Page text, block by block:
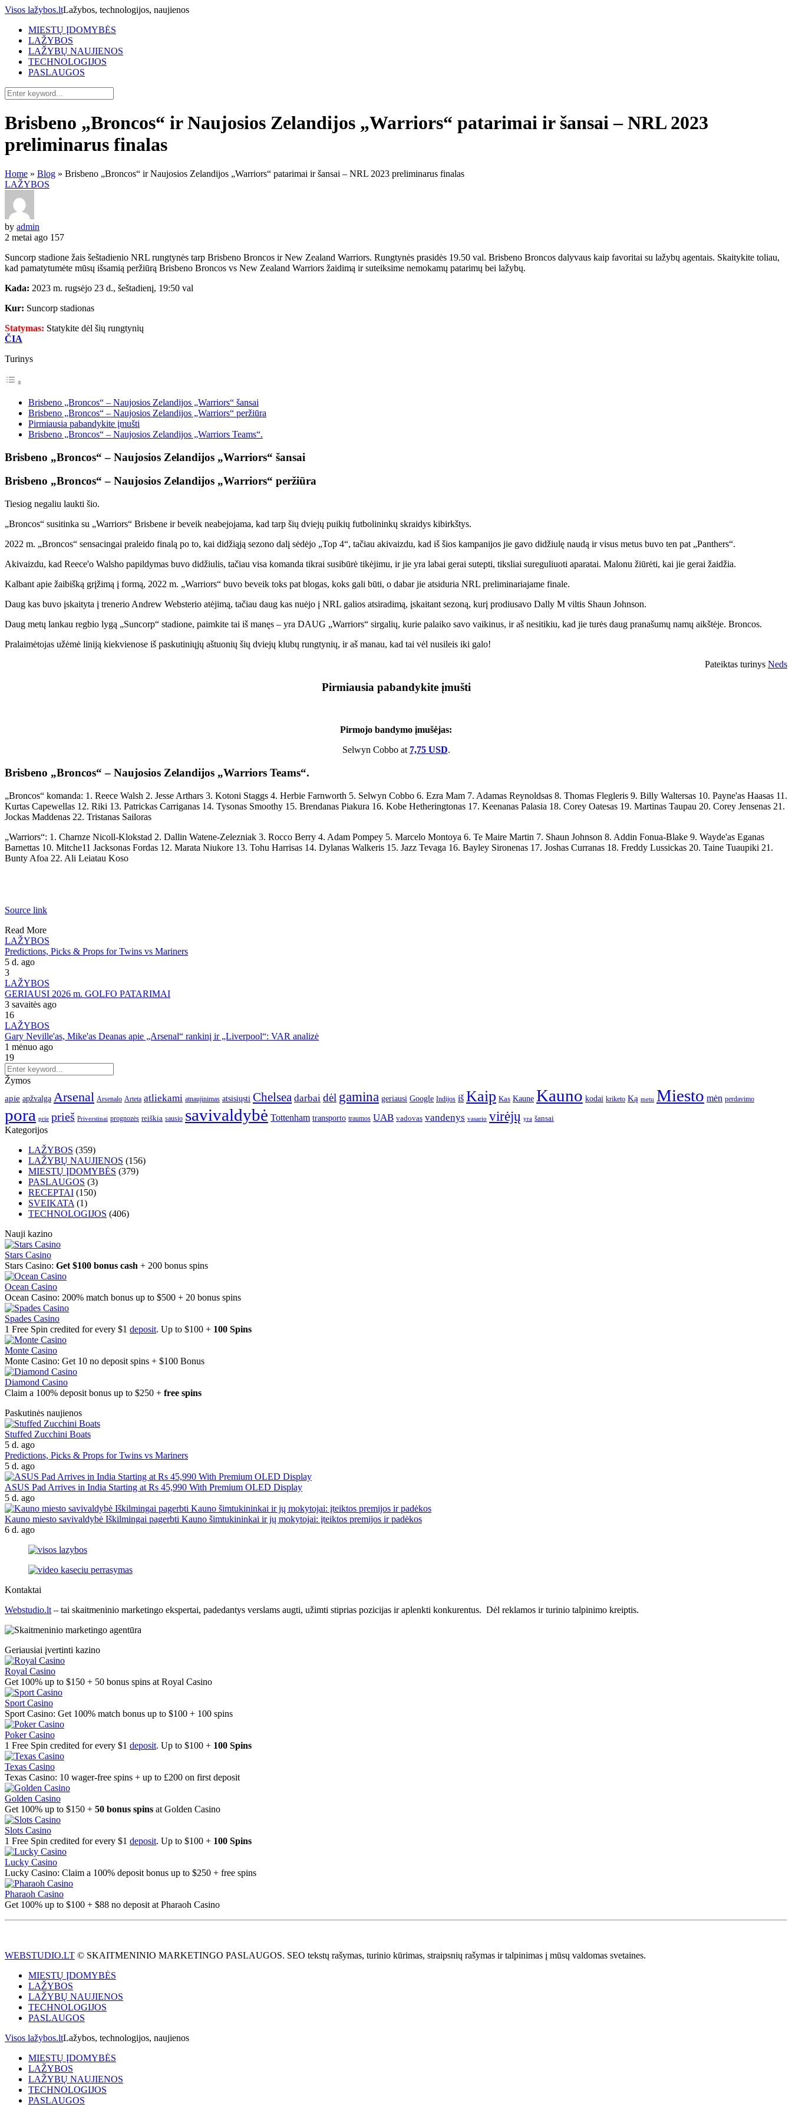
Visos lažybos.ltLažybos, technologijos, naujienos
MIESTŲ ĮDOMYBĖS
LAŽYBOS
LAŽYBŲ NAUJIENOS
TECHNOLOGIJOS
PASLAUGOS
Brisbeno „Broncos“ ir Naujosios Zelandijos „Warriors“ patarimai ir šansai – NRL 2023
preliminarus finalas
Home » Blog » Brisbeno „Broncos“ ir Naujosios Zelandijos „Warriors“ patarimai ir šansai – NRL 2023 preliminarus finalas
LAŽYBOS
by admin
2 metai ago 157
Suncorp stadione žais šeštadienio NRL rungtynės tarp Brisbeno Broncos ir New Zealand Warriors. Rungtynės prasidės 19.50 val. Brisbeno Broncos dalyvaus kaip favoritai su lažybų agentais. Skaitykite toliau,
kad pamatytumėte mūsų išsamią peržiūrą Brisbeno Broncos vs New Zealand Warriors žaidimą ir suteiksime nemokamų patarimų bei lažybų.
Kada: 2023 m. rugsėjo 23 d., šeštadienį, 19:50 val
Kur: Suncorp stadionas
Statymas: Statykite dėl šių rungtynių
ČIA
Turinys
Brisbeno „Broncos“ – Naujosios Zelandijos „Warriors“ šansai
Brisbeno „Broncos“ – Naujosios Zelandijos „Warriors“ peržiūra
Pirmiausia pabandykite įmušti
Brisbeno „Broncos“ – Naujosios Zelandijos „Warriors Teams“.
Brisbeno „Broncos“ – Naujosios Zelandijos „Warriors“ šansai
Brisbeno „Broncos“ – Naujosios Zelandijos „Warriors“ peržiūra
Tiesiog negaliu laukti šio.
„Broncos“ susitinka su „Warriors“ Brisbene ir beveik neabejojama, kad tarp šių dviejų puikių futbolininkų skraidys kibirkštys.
2022 m. „Broncos“ sensacingai praleido finalą po to, kai didžiąją sezono dalį sėdėjo „Top 4“, tačiau akivaizdu, kad iš šios kampanijos jie gavo didžiulę naudą ir visus metus buvo ten pat „Panthers“.
Akivaizdu, kad Reece'o Walsho papildymas buvo didžiulis, tačiau visa komanda tikrai susibūrė tikėjimu, ir jie yra labai gerai sutepti, tiksliai sureguliuoti aparatai. Malonu žiūrėti, kai jie gerai žaidžia.
Kalbant apie žaibišką grįžimą į formą, 2022 m. „Warriors“ buvo beveik toks pat blogas, koks gali būti, o dabar jie atsiduria NRL preliminariajame finale.
Daug kas buvo įskaityta į trenerio Andrew Websterio atėjimą, tačiau daug kas nuėjo į NRL galios atsiradimą, įskaitant sezoną, kurį prodiusavo Dally M viltis Shaun Johnson.
Daug metų lankau regbio lygą „Suncorp“ stadione, paimkite tai iš manęs – yra DAUG „Warriors“ sirgalių, kurie palaiko savo vaikinus, ir aš nesitikiu, kad jie turės daug pranašumų namų aikštėje. Broncos.
Pralaimėtojas užėmė liniją kiekvienose iš paskutiniųjų aštuonių šių dviejų klubų rungtynių, ir aš manau, kad tai vėl nusileis iki galo!
Pateiktas turinys Neds
Pirmiausia pabandykite įmušti
Pirmojo bandymo įmušėjas:
Selwyn Cobbo at 7,75 USD.
Brisbeno „Broncos“ – Naujosios Zelandijos „Warriors Teams“.
„Broncos“ komanda: 1. Reece Walsh 2. Jesse Arthars 3. Kotoni Staggs 4. Herbie Farnworth 5. Selwyn Cobbo 6. Ezra Mam 7. Adamas Reynoldsas 8. Thomas Flegleris 9. Billy Waltersas 10. Payne'as Haasas 11.
Kurtas Capewellas 12. Riki 13. Patrickas Carriganas 14. Tysonas Smoothy 15. Brendanas Piakura 16. Kobe Hetheringtonas 17. Keenanas Palasia 18. Corey Oatesas 19. Martinas Taupau 20. Corey Jensenas 21.
Jockas Maddenas 22. Tristanas Sailoras
„Warriors“: 1. Charnze Nicoll-Klokstad 2. Dallin Watene-Zelezniak 3. Rocco Berry 4. Adam Pompey 5. Marcelo Montoya 6. Te Maire Martin 7. Shaun Johnson 8. Addin Fonua-Blake 9. Wayde'as Eganas
Barnettas 10. Mitche11 Jacksonas Fordas 12. Marata Niukore 13. Tohu Harrisas 14. Dylanas Walkeris 15. Jazz Tevaga 16. Bayley Sironenas 17. Joshas Curranas 18. Freddy Lussickas 20. Taine Tuaupiki 21.
Bunty Afoa 22. Ali Leiatau Koso
Source link
Read More
LAŽYBOS
Predictions, Picks & Props for Twins vs Mariners
5 d. ago
3
LAŽYBOS
GERIAUSI 2026 m. GOLFO PATARIMAI
3 savaitės ago
16
LAŽYBOS
Gary Neville'as, Mike'as Deanas apie „Arsenal“ rankinį ir „Liverpool“: VAR analizė
1 mėnuo ago
19
Žymos
apie apžvalga Arsenal Arsenalo Arteta atliekami atnaujinimas atsisiųsti Chelsea darbai dėl gamina geriausi Google Indijos iš Kaip Kas Kaune Kauno kodai kriketo Ką metu Miesto mėn perdavimo
pora prie prieš Priverstinai prognozės reiškia sausio savivaldybė Tottenham transporto traumos UAB vadovas vandenys vasario virėjų yra šansai
Kategorijos
LAŽYBOS (359)
LAŽYBŲ NAUJIENOS (156)
MIESTŲ ĮDOMYBĖS (379)
PASLAUGOS (3)
RECEPTAI (150)
SVEIKATA (1)
TECHNOLOGIJOS (406)
Nauji kazino
Stars Casino
Stars Casino: Get $100 bonus cash + 200 bonus spins
Ocean Casino
Ocean Casino: 200% match bonus up to $500 + 20 bonus spins
Spades Casino
1 Free Spin credited for every $1 deposit. Up to $100 + 100 Spins
Monte Casino
Monte Casino: Get 10 no deposit spins + $100 Bonus
Diamond Casino
Claim a 100% deposit bonus up to $250 + free spins
Paskutinės naujienos
Stuffed Zucchini Boats
5 d. ago
Predictions, Picks & Props for Twins vs Mariners
5 d. ago
ASUS Pad Arrives in India Starting at Rs 45,990 With Premium OLED Display
5 d. ago
Kauno miesto savivaldybė Iškilmingai pagerbti Kauno šimtukininkai ir jų mokytojai: įteiktos premijos ir padėkos
6 d. ago
Kontaktai
Webstudio.lt – tai skaitmeninio marketingo ekspertai, padedantys verslams augti, užimti stiprias pozicijas ir aplenkti konkurentus. Dėl reklamos ir turinio talpinimo kreiptis.
Geriausiai įvertinti kazino
Royal Casino
Get 100% up to $150 + 50 bonus spins at Royal Casino
Sport Casino
Sport Casino: Get 100% match bonus up to $100 + 100 spins
Poker Casino
1 Free Spin credited for every $1 deposit. Up to $100 + 100 Spins
Texas Casino
Texas Casino: 10 wager-free spins + up to £200 on first deposit
Golden Casino
Get 100% up to $150 + 50 bonus spins at Golden Casino
Slots Casino
1 Free Spin credited for every $1 deposit. Up to $100 + 100 Spins
Lucky Casino
Lucky Casino: Claim a 100% deposit bonus up to $250 + free spins
Pharaoh Casino
Get 100% up to $100 + $88 no deposit at Pharaoh Casino
WEBSTUDIO.LT © SKAITMENINIO MARKETINGO PASLAUGOS. SEO tekstų rašymas, turinio kūrimas, straipsnių rašymas ir talpinimas į mūsų valdomas svetaines.
MIESTŲ ĮDOMYBĖS
LAŽYBOS
LAŽYBŲ NAUJIENOS
TECHNOLOGIJOS
PASLAUGOS
Visos lažybos.ltLažybos, technologijos, naujienos
MIESTŲ ĮDOMYBĖS
LAŽYBOS
LAŽYBŲ NAUJIENOS
TECHNOLOGIJOS
PASLAUGOS